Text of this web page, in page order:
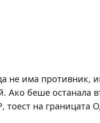
не има противник,
Ако беше останала
на границата